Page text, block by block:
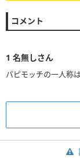
コメント
1 名無しさん
パピモッチの一人称